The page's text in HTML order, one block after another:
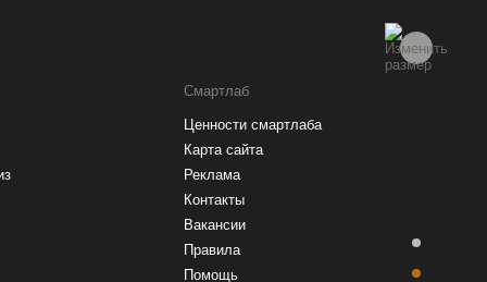
Смартлаб
Ценности смартлаба
Карта сайта
Реклама
Контакты
Вакансии
Правила
Помощь